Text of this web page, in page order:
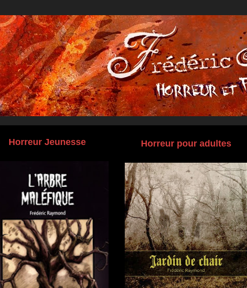
Horreur Jeunesse Horreur pour adultes